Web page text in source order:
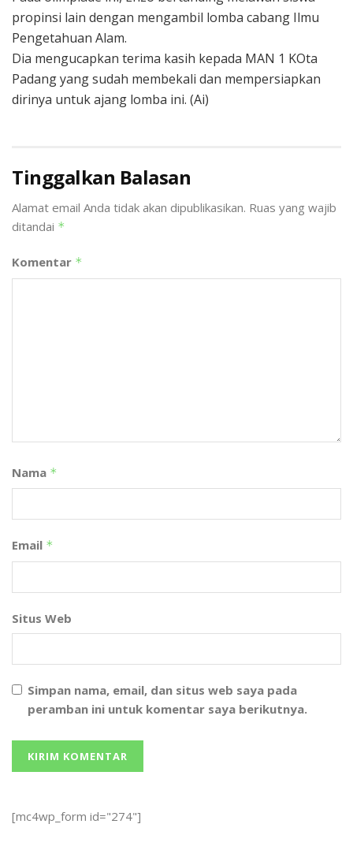
propinsi lain dengan mengambil lomba cabang Ilmu
Pengetahuan Alam.
Dia mengucapkan terima kasih kepada MAN 1 KOta
Padang yang sudah membekali dan mempersiapkan
dirinya untuk ajang lomba ini. (Ai)
Tinggalkan Balasan
Alamat email Anda tidak akan dipublikasikan. Ruas yang wajib
ditandai *
Komentar *
Nama *
Email *
Situs Web
Simpan nama, email, dan situs web saya pada
peramban ini untuk komentar saya berikutnya.
[mc4wp_form id="274"]